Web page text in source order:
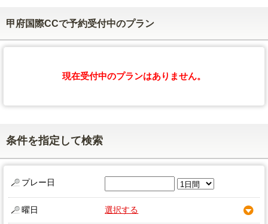
甲府国際CCで予約受付中のプラン
現在受付中のプランはありません。
条件を指定して検索
プレー日
曜日 選択する